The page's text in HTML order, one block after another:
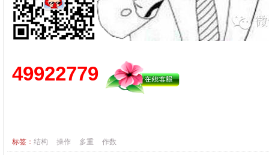
49922779
标签： 结构 操作 多重 作数